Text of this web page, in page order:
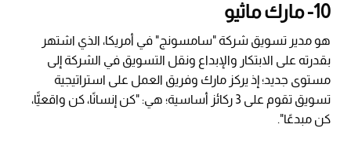
10- مارك ماثيو
هو مدير تسويق شركة "سامسونج" في أمريكا، الذي اشتهر
بقدرته على الابتكار والإبداع ونقل التسويق في الشركة إلى
مستوى جديد؛ إذ يركز مارك وفريق العمل على استراتيجية
تسويق تقوم على 3 ركائز أساسية؛ هي: "كن إنسانًا، كن واقعيًّا،
كن مبدعًا".